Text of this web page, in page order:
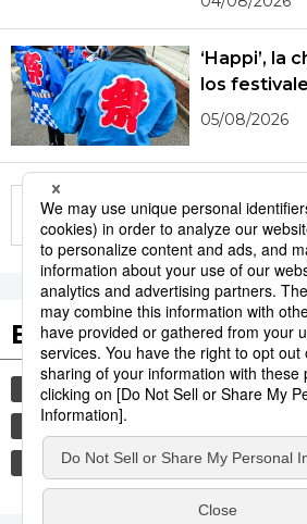
‘Happi’, la
los
05/08/2026
More in this series
Etiquetas
cultura sociedad vida
turismo
economía
anime